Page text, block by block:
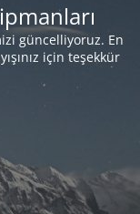
güncelliyoruz. En
için teşekkür